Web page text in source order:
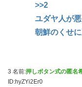
>>2
ユダヤ人が
朝鮮のくせ
3 名前:押しボタン式の匿名
ID:hyZYi2Er0